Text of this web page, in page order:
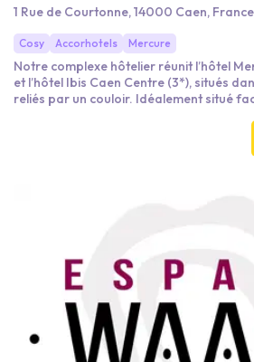
1 Rue de Courtonne, 14000 Caen, France
Cosy Accorhotels Mercure
Notre complexe hôtelier réunit l’hôtel
et l’hôtel Ibis Caen Centre (3*), situés
reliés par un couloir. Idéalement situé
restaurant, un bar, des salles de réunion
Une solution adaptée à tous types de